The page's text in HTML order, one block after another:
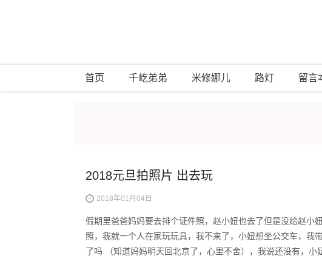
首页 千屹弟弟 米修娜儿 路灯 留言
2018元旦拍照片 出去玩
2018年01月04日
假期里爸爸妈妈要去排个证件照，赵小妞也去了但是没给赵小
照，我就一个人在家玩玩具，我不来了，小妞想坐公交车，我
了吗.（知道妈妈明天回北京了，心里不舍），我说还没有，